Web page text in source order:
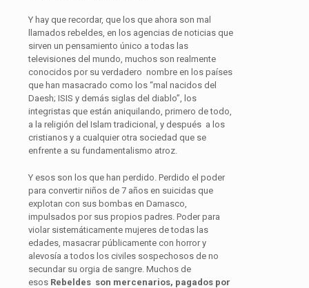
Y hay que recordar, que los que ahora son mal
llamados rebeldes, en los agencias de noticias que
sirven un pensamiento único a todas las
televisiones del mundo, muchos son realmente
conocidos por su verdadero nombre en los países
que han masacrado como los “mal nacidos del
Daesh; ISIS y demás siglas del diablo”, los
integristas que están aniquilando, primero de todo,
a la religión del Islam tradicional, y después a los
cristianos y a cualquier otra sociedad que se
enfrente a su fundamentalismo atroz.
Y esos son los que han perdido. Perdido el poder
para convertir niños de 7 años en suicidas que
explotan con sus bombas en Damasco,
impulsados por sus propios padres. Poder para
violar sistemáticamente mujeres de todas las
edades, masacrar públicamente con horror y
alevosía a todos los civiles sospechosos de no
secundar su orgia de sangre. Muchos de
esos Rebeldes son mercenarios, pagados por